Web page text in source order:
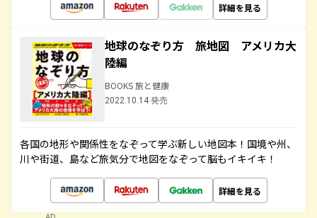
詳細を見る
地球のなぞり方 旅地図 アメリカ大
陸編
BOOKS 旅と健康
2022.10.14 発売
各国の地形や関係性をなぞって学ぶ新しい地図本！国境や州、
川や街道、島など旅気分で地図をなぞって脳もイキイキ！
詳細を見る